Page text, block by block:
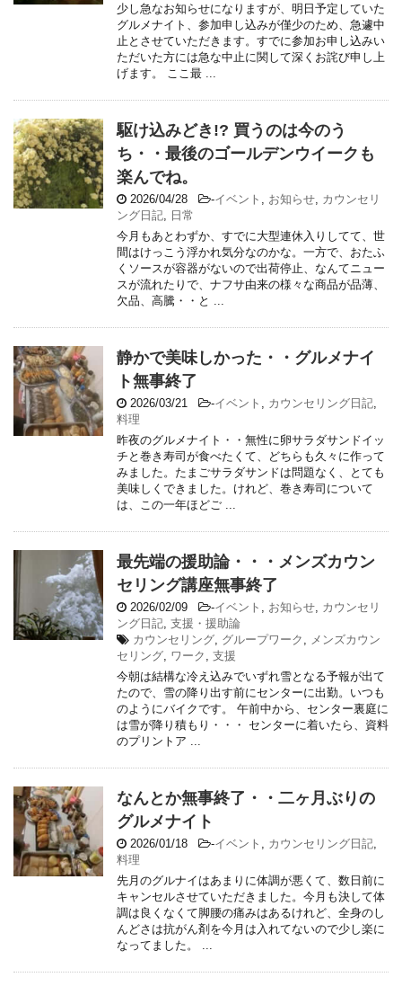
少し急なお知らせになりますが、明日予定していた
グルメナイト、参加申し込みが僅少のため、急遽中
止とさせていただきます。すでに参加お申し込みい
ただいた方には急な中止に関して深くお詫び申し上
げます。 ここ最 ...
駆け込みどき!? 買うのは今のう
ち・・最後のゴールデンウイークも
楽んでね。
2026/04/28 -イベント , お知らせ, カウンセリ
ング日記, 日常
今月もあとわずか、すでに大型連休入りしてて、世
間はけっこう浮かれ気分なのかな。一方で、おたふ
くソースが容器がないので出荷停止、なんてニュー
スが流れたりで、ナフサ由来の様々な商品が品薄、
欠品、高騰・・と ...
静かで美味しかった・・グルメナイ
ト無事終了
2026/03/21 -イベント , カウンセリング日記,
料理
昨夜のグルメナイト・・無性に卵サラダサンドイッ
チと巻き寿司が食べたくて、どちらも久々に作って
みました。たまごサラダサンドは問題なく、とても
美味しくできました。けれど、巻き寿司について
は、この一年ほどご ...
最先端の援助論・・・メンズカウン
セリング講座無事終了
2026/02/09 -イベント , お知らせ, カウンセリ
ング日記, 支援・援助論
カウンセリング, グループワーク , メンズカウン
セリング, ワーク , 支援
今朝は結構な冷え込みでいずれ雪となる予報が出て
たので、雪の降り出す前にセンターに出勤。いつも
のようにバイクです。 午前中から、センター裏庭に
は雪が降り積もり・・・ センターに着いたら、資料
のプリントア ...
なんとか無事終了・・二ヶ月ぶりの
グルメナイト
2026/01/18 -イベント , カウンセリング日記,
料理
先月のグルナイはあまりに体調が悪くて、数日前に
キャンセルさせていただきました。今月も決して体
調は良くなくて脚腰の痛みはあるけれど、全身のし
んどさは抗がん剤を今月は入れてないので少し楽に
なってました。 ...